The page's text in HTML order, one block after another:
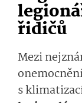
řidičů
Mezi
s